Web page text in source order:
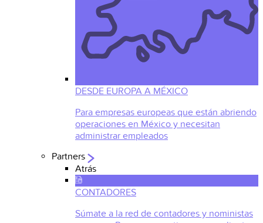
DESDE EUROPA A MÉXICO
Para empresas europeas que están abriendo
operaciones en México y necesitan
administrar empleados
Partners
Atrás
CONTADORES
Súmate a la red de contadores y noministas